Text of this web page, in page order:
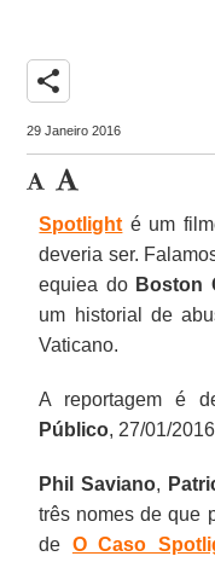
share
29 Janeiro 2016
Spotlight é um
deveria ser.
equiea do Boston
um historial de
Vaticano.
A reportagem é
Público, 27/01/
Phil Saviano,
três nomes de que
de O Caso